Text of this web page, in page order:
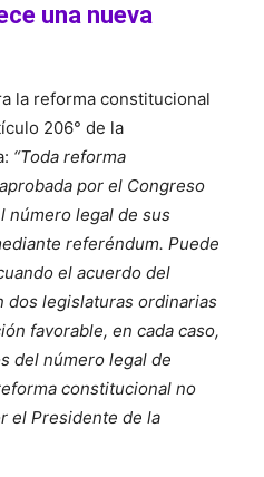
una nueva
la reforma constitucional
206° de la
“Toda reforma
por el Congreso
número legal de sus
referéndum. Puede
el acuerdo del
dos legislaturas ordinarias
favorable, en cada caso,
del número legal de
constitucional no
el Presidente de la